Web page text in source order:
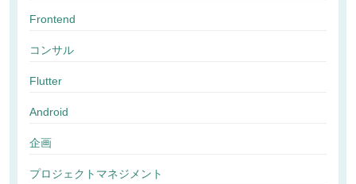
Frontend
コンサル
Flutter
Android
企画
プロジェクトマネジメント